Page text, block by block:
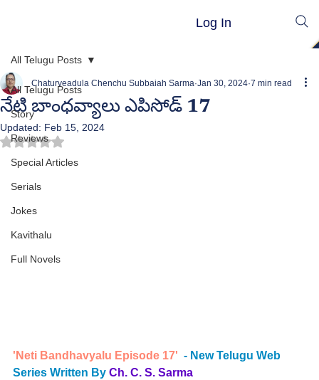
Log In
All Telugu Posts
Story
Reviews
Special Articles
Serials
Jokes
Kavithalu
Full Novels
All Telugu Posts
నేటి బాంధవ్యాలు ఎపిసోడ్ 17
Chaturveadula Chenchu Subbaiah Sarma Jan 30, 2024 7 min read
Updated: Feb 15, 2024
Rated NaN out of 5 stars.
'Neti Bandhavyalu Episode 17' - New Telugu Web
Series Written By Ch. C. S. Sarma